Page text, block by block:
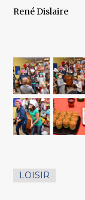
René Dislaire
LOISIR